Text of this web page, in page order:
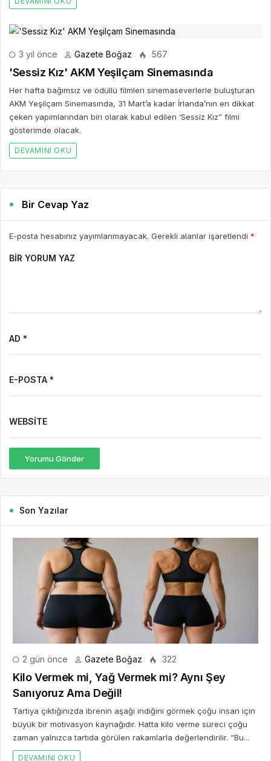
3 yıl önce Gazete Boğaz 567
'Sessiz Kız' AKM Yeşilçam Sinemasında
Her hafta bağımsız ve ödüllü filmleri sinemaseverlerle buluşturan
AKM Yeşilçam Sinemasında, 31 Mart’a kadar İrlanda’nın en dikkat
çeken yapımlarından biri olarak kabul edilen ‘Sessiz Kız” filmi
gösterimde olacak.
DEVAMINI OKU
Bir Cevap Yaz
E-posta hesabınız yayımlanmayacak. Gerekli alanlar işaretlendi *
BIR YORUM YAZ
AD *
E-POSTA *
WEBSITE
Yorumu Gönder
Son Yazılar
2 gün önce Gazete Boğaz 322
Kilo Vermek mi, Yağ Vermek mi? Aynı Şey
Sanıyoruz Ama Değil!
Tartıya çıktığınızda ibrenin aşağı indiğini görmek çoğu insan için
büyük bir motivasyon kaynağıdır. Hatta kilo verme süreci çoğu
zaman yalnızca tartıda görülen rakamlarla değerlendirilir. “Bu...
DEVAMINI OKU